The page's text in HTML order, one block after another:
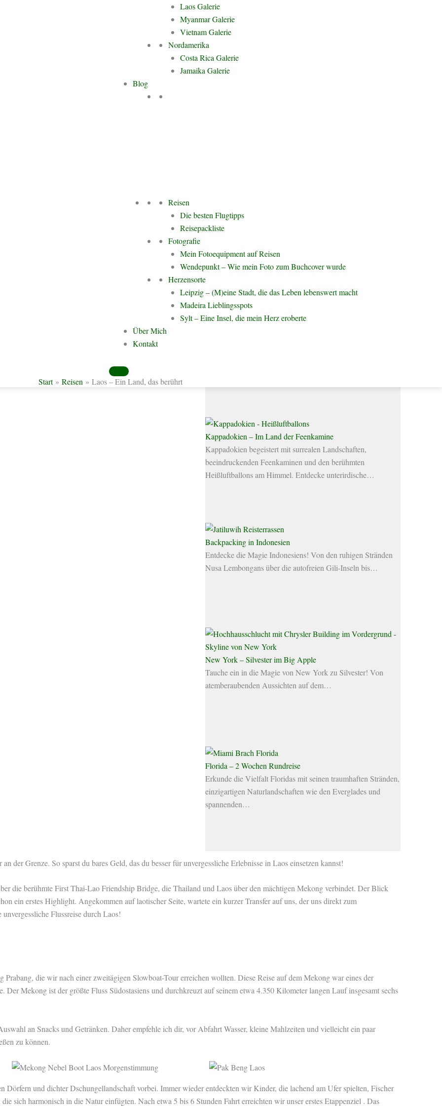
Laos Galerie
Myanmar Galerie
Vietnam Galerie
Nordamerika
Costa Rica Galerie
Jamaika Galerie
Blog
Reisen
Die besten Flugtipps
Reisepackliste
Fotografie
Mein Fotoequipment auf Reisen
Wendepunkt – Wie mein Foto zum Buchcover wurde
Herzensorte
Leipzig – (M)eine Stadt, die das Leben lebenswert macht
Madeira Lieblingsspots
Sylt – Eine Insel, die mein Herz eroberte
Über Mich
Kontakt
Start Reisen Laos – Ein Land, das berührt
Laos ein. Uns erwartete ein Abenteuer voller atemberaubender
und authentisch durch Laos reisen kannst, welche Highlights
Shops und Agenturen damit, dir die Visa-Formalitäten
Serviceleistungen sind meist mit deutlich höheren Gebühren
Zum Inhaltsabschnitt
Türkei
Fläche 784.000 km² Hauptstadt Ankara Sprache Türkisch…
Kappadokien – Im Land der Feenkamine
Kappadokien begeistert mit surrealen Landschaften,
beeindruckenden Feenkaminen und den berühmten
Heißluftballons am Himmel. Entdecke unterirdische…
Backpacking in Indonesien
Entdecke die Magie Indonesiens! Von den ruhigen Stränden
Nusa Lembongans über die autofreien Gili-Inseln bis…
New York – Silvester im Big Apple
Tauche ein in die Magie von New York zu Silvester! Von
atemberaubenden Aussichten auf dem…
Florida – 2 Wochen Rundreise
Erkunde die Vielfalt Floridas mit seinen traumhaften Stränden,
einzigartigen Naturlandschaften wie den Everglades und
spannenden…
der Grenze. So sparst du bares Geld, das du besser für unvergessliche Erlebnisse in Laos einsetzen kannst!
die berühmte First Thai-Lao Friendship Bridge, die Thailand und Laos über den mächtigen Mekong verbindet. Der Blick
ein erstes Highlight. Angekommen auf laotischer Seite, wartete ein kurzer Transfer auf uns, der uns direkt zum
Flussreise durch Laos!
Prabang, die wir nach einer zweitägigen Slowboat-Tour erreichen wollten. Diese Reise auf dem Mekong war eines der
Der Mekong ist der größte Fluss Südostasiens und durchkreuzt auf seinem etwa 4.350 Kilometer langen Lauf insgesamt sechs
an Snacks und Getränken. Daher empfehle ich dir, vor Abfahrt Wasser, kleine Mahlzeiten und vielleicht ein paar
zu können.
Dörfern und dichter Dschungellandschaft vorbei. Immer wieder entdeckten wir Kinder, die lachend am Ufer spielten, Fischer
sich harmonisch in die Natur einfügten. Nach etwa 5 bis 6 Stunden Fahrt erreichten wir unser erstes Etappenziel . Das